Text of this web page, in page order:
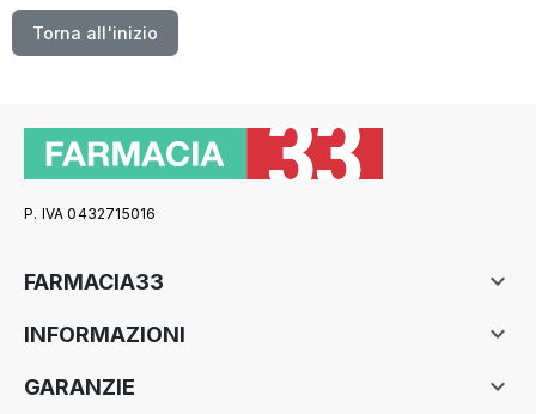
Torna all'inizio
P. IVA 0432715016
FARMACIA33 
INFORMAZIONI 
GARANZIE 